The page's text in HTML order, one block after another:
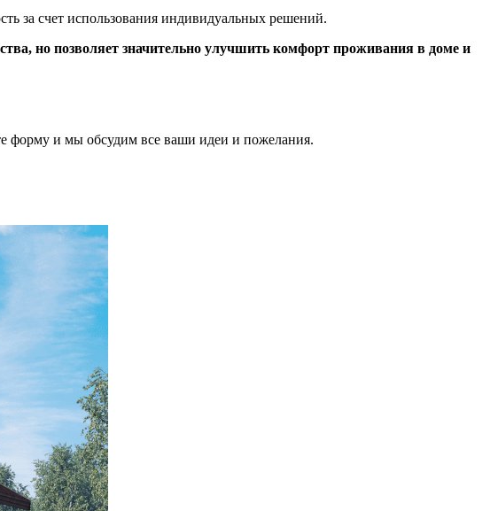
за счет использования индивидуальных решений.
но позволяет значительно улучшить комфорт проживания в доме и
форму и мы обсудим все ваши идеи и пожелания.